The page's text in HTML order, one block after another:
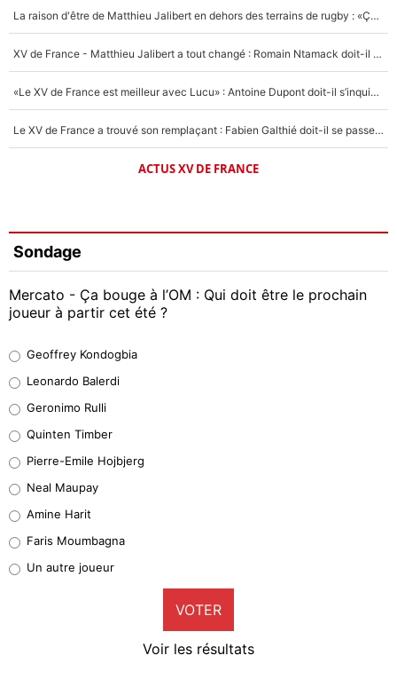
La raison d'être de Matthieu Jalibert en dehors des terrains de rugby : «Ça m'atteint autant que si tu touches à un membre de ma famille»
XV de France - Matthieu Jalibert a tout changé : Romain Ntamack doit-il s’inquiéter pour sa place à un an de la Coupe du monde ?
«Le XV de France est meilleur avec Lucu» : Antoine Dupont doit-il s’inquiéter pour sa place ?
Le XV de France a trouvé son remplaçant : Fabien Galthié doit-il se passer d'Antoine Dupont ?
ACTUS XV DE FRANCE
Sondage
Mercato - Ça bouge à l’OM : Qui doit être le prochain
joueur à partir cet été ?
38%
32%
4%
1%
9%
Geoffrey Kondogbia
Leonardo Balerdi
Geronimo Rulli
Quinten Timber
Pierre-Emile Hojbjerg
Neal Maupay
Amine Harit
Faris Moumbagna
Un autre joueur
VOTER
Voir les résultats